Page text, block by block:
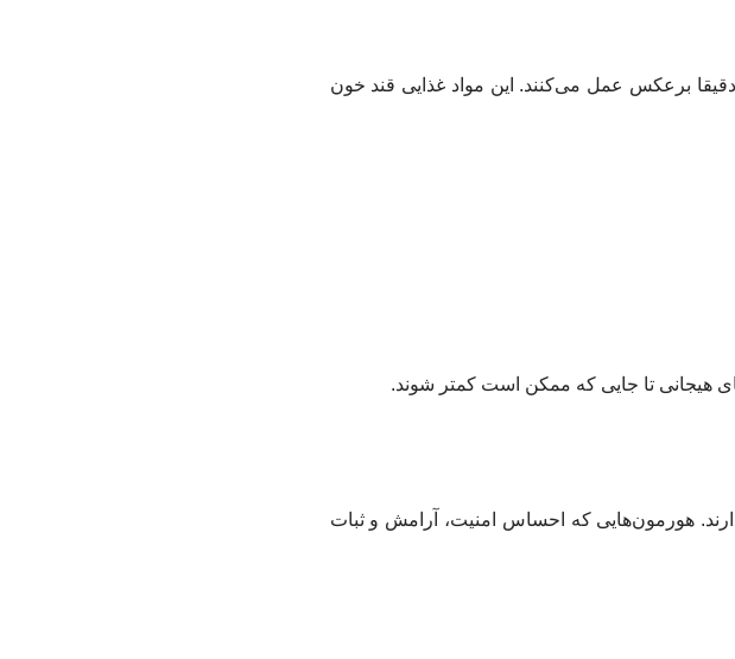
برعکس عمل می‌کنند. این مواد غذایی قند خون
هیجانی تا جایی که ممکن است کمتر شوند.
هورمون‌هایی که احساس امنیت، آرامش و ثبات